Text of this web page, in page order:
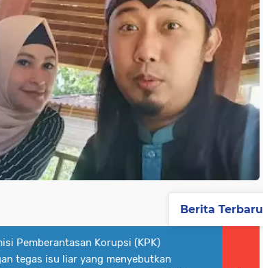
Pemberantasan Korupsi (KPK)
tegas isu liar yang menyebutkan
Berita Terbaru